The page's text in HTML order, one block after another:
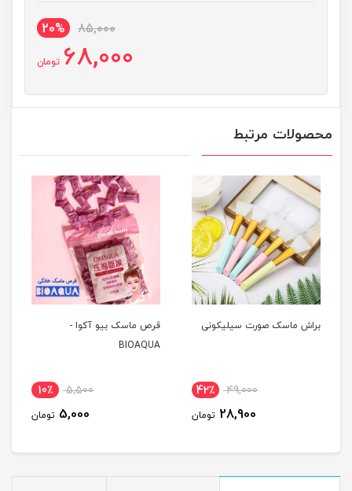
85,000
20%
68,000 تومان
محصولات مرتبط
براش ماسک صورت سیلیکونی
49,000 42٪
28,900 تومان
قرص ماسک بیو آکوا -
BIOAQUA
5,500 10٪
5,000 تومان